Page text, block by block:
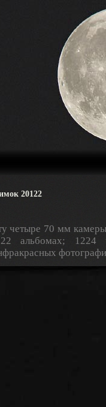
20122
четыре 70 мм
альбомах; 1224